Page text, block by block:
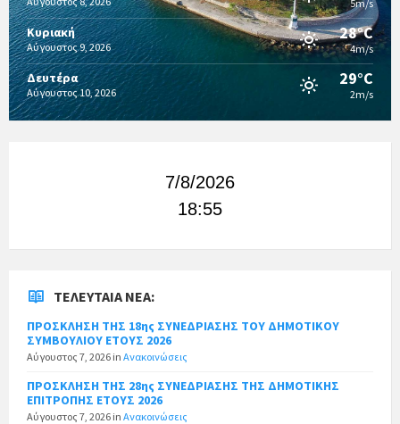
5m/s
Κυριακή
Αύγουστος 9, 2026
28°C
4m/s
Δευτέρα
Αύγουστος 10, 2026
29°C
2m/s
7/8/2026
18:55
ΤΕΛΕΥΤΑΊΑ ΝΈΑ:
ΠΡΟΣΚΛΗΣΗ ΤΗΣ 18ης ΣΥΝΕΔΡΙΑΣΗΣ ΤΟΥ ΔΗΜΟΤΙΚΟΥ
ΣΥΜΒΟΥΛΙΟΥ ΕΤΟΥΣ 2026
Αύγουστος 7, 2026 in Ανακοινώσεις
ΠΡΟΣΚΛΗΣΗ ΤΗΣ 28ης ΣΥΝΕΔΡΙΑΣΗΣ ΤΗΣ ΔΗΜΟΤΙΚΗΣ
ΕΠΙΤΡΟΠΗΣ ΕΤΟΥΣ 2026
Αύγουστος 7, 2026 in Ανακοινώσεις